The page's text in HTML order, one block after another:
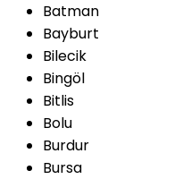
Batman
Bayburt
Bilecik
Bingöl
Bitlis
Bolu
Burdur
Bursa